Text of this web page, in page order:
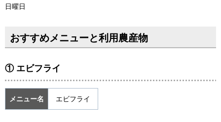
日曜日
おすすめメニューと利用農産物
① エビフライ
メニュー名 エビフライ